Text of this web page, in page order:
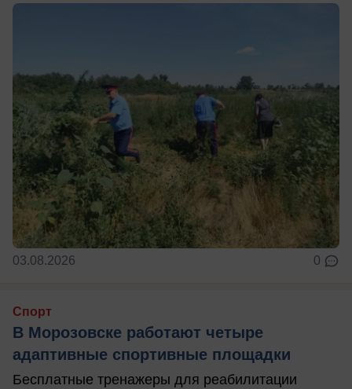
03.08.2026 0
Спорт
В Морозовске работают четыре
адаптивные спортивные площадки
Бесплатные тренажеры для реабилитации